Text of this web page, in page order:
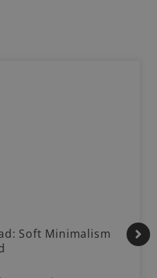
Soft Minimalism